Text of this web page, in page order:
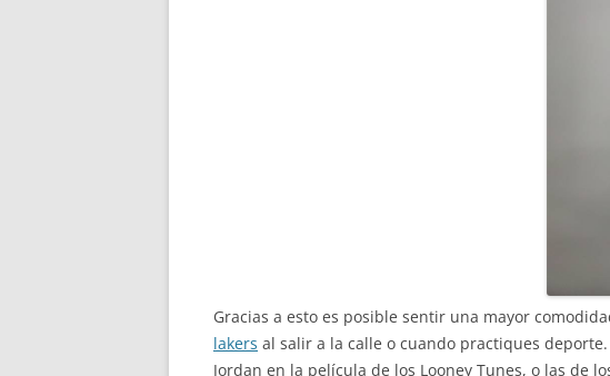
Gracias a esto es posible sentir una mayor
lakers al salir a la calle o cuando practiques
Jordan en la película de los Looney Tunes, o las de